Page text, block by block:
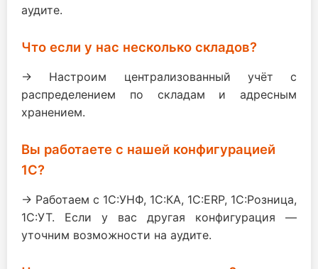
аудите.
Что если у нас несколько складов?
→ Настроим централизованный учёт с
распределением по складам и адресным
хранением.
Вы работаете с нашей конфигурацией
1С?
→ Работаем с 1С:УНФ, 1С:КА, 1С:ERP, 1С:Розница,
1С:УТ. Если у вас другая конфигурация —
уточним возможности на аудите.